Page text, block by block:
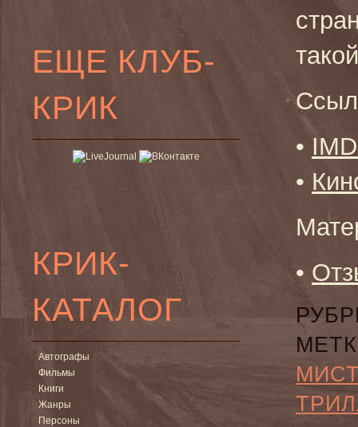
ЕЩЕ КЛУБ-
КРИК
КРИК-
КАТАЛОГ
Автографы
Фильмы
Книги
Жанры
Персоны
•
•
•